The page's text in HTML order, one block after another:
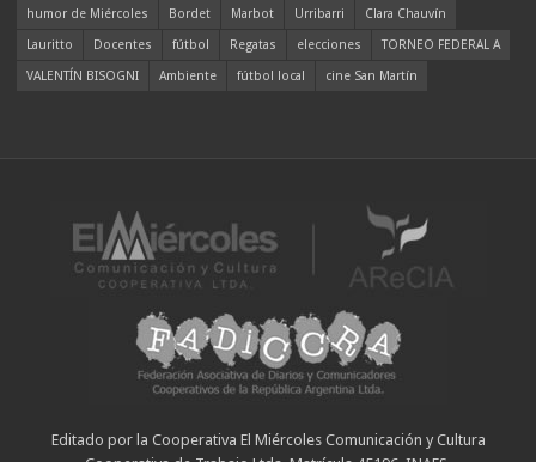
humor de Miércoles
Bordet Marbot Urribarri
Clara Chauvín
Lauritto
Docentes fútbol Regatas elecciones
TORNEO FEDERAL A
VALENTÍN BISOGNI
Ambiente fútbol local cine San Martín
Editado por la Cooperativa El Miércoles Comunicación y Cultura